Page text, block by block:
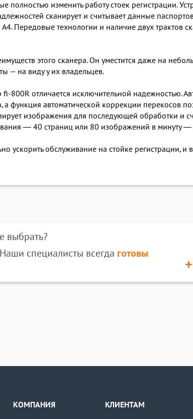
полностью изменить работу стоек регистрации.
сканирует и считывает данные
Передовые технологии и наличие двух трактов
этого сканера. Он уместится даже на
— на виду у их владельцев.
800R отличается исключительной надежностью.
а функция автоматической коррекции перекосов
изображения для последующей обработки и
― 40 страниц или 80 изображений в минуту
ускорить обслуживание на стойке регистрации, и
выбрать?
Наши специалисты всегда готовы
КОМПАНИЯ КЛИЕНТАМ